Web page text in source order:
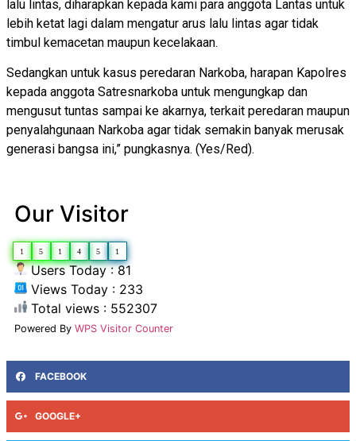
lalu lintas, diharapkan kepada kami para anggota Lantas untuk
lebih ketat lagi dalam mengatur arus lalu lintas agar tidak
timbul kemacetan maupun kecelakaan.
Sedangkan untuk kasus peredaran Narkoba, harapan Kapolres
kepada anggota Satresnarkoba untuk mengungkap dan
mengusut tuntas sampai ke akarnya, terkait peredaran maupun
penyalahgunaan Narkoba agar tidak semakin banyak merusak
generasi bangsa ini,” pungkasnya. (Yes/Red).
Our Visitor
1 5 1 4 5 1
Users Today : 81
Views Today : 233
Total views : 552307
Powered By WPS Visitor Counter
FACEBOOK
GOOGLE+